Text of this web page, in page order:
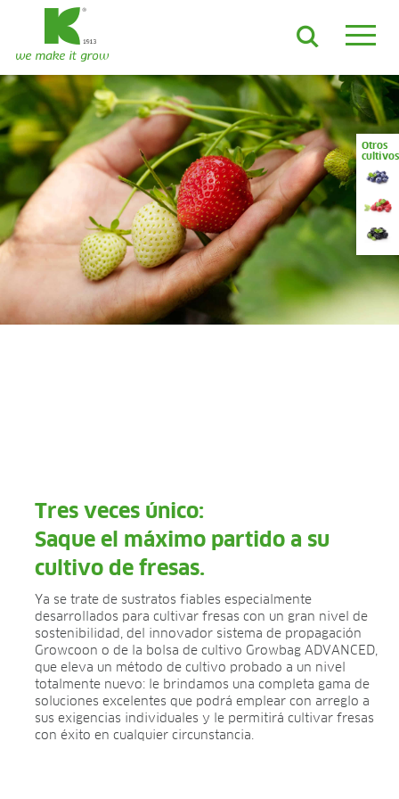
ES EN FR NL JA LV LT PL BE EN-US
PRODUCTOS Y SOLUCIONES
Sustratos ADVANCED
Sustratos ProLine
Materias primas
Mantillo para contenedor
Growcoon
Log & Solve
Growbag
Sphaxx®
Plantas de vivero
Plantas forestales
Frutos rojos
Sphagnum para orquídeas
LA EMPRESA
Sobre nosotros
Sedes
Hechos y cifras
Sostenibilidad
Investigación y desarrollo
Contacto
Otros
cultivos
Tres veces único:
Saque el máximo partido a su
cultivo de fresas.
Ya se trate de sustratos fiables especialmente
desarrollados para cultivar fresas con un gran nivel de
sostenibilidad, del innovador sistema de propagación
Growcoon o de la bolsa de cultivo Growbag ADVANCED,
que eleva un método de cultivo probado a un nivel
totalmente nuevo: le brindamos una completa gama de
soluciones excelentes que podrá emplear con arreglo a
sus exigencias individuales y le permitirá cultivar fresas
con éxito en cualquier circunstancia.